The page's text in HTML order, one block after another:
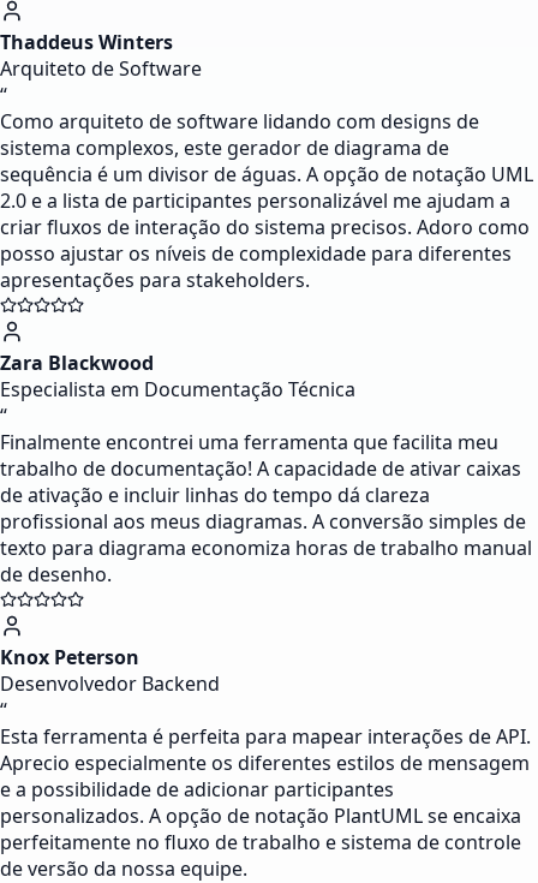
Thaddeus Winters
Arquiteto de Software
“
Como arquiteto de software lidando com designs de
sistema complexos, este gerador de diagrama de
sequência é um divisor de águas. A opção de notação UML
2.0 e a lista de participantes personalizável me ajudam a
criar fluxos de interação do sistema precisos. Adoro como
posso ajustar os níveis de complexidade para diferentes
apresentações para stakeholders.
Zara Blackwood
Especialista em Documentação Técnica
“
Finalmente encontrei uma ferramenta que facilita meu
trabalho de documentação! A capacidade de ativar caixas
de ativação e incluir linhas do tempo dá clareza
profissional aos meus diagramas. A conversão simples de
texto para diagrama economiza horas de trabalho manual
de desenho.
Knox Peterson
Desenvolvedor Backend
“
Esta ferramenta é perfeita para mapear interações de API.
Aprecio especialmente os diferentes estilos de mensagem
e a possibilidade de adicionar participantes
personalizados. A opção de notação PlantUML se encaixa
perfeitamente no fluxo de trabalho e sistema de controle
de versão da nossa equipe.